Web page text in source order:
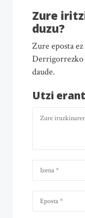
Zure
duzu?
Zure eposta
Derrigorrezko
daude.
Utzi